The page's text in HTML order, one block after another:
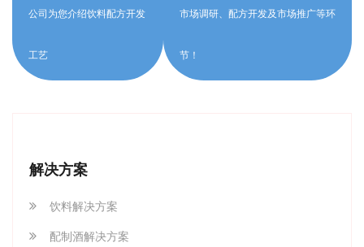
公司为您介绍饮料配方开发
工艺
市场调研、配方开发及市场推广等环
节！
解决方案
饮料解决方案
配制酒解决方案